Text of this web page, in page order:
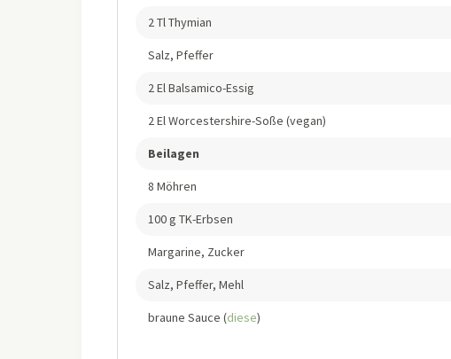
2 Tl Thymian
Salz, Pfeffer
2 El Balsamico-Essig
2 El Worcestershire-Soße (vegan)
Beilagen
8 Möhren
100 g TK-Erbsen
Margarine, Zucker
Salz, Pfeffer, Mehl
braune Sauce (diese)